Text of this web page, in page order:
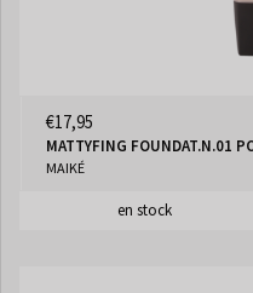
€17,95
MATTYFING FOUNDAT.N.01
MAIKÉ
en stock